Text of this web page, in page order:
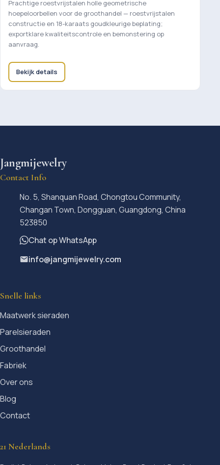
Prachtige roestvrijstalen holle geometrische
hoepeloorbellen voor de groothandel — roestvrijstalen
constructie en 18-karaats goudkleurige beplating;
exportklare kwaliteitscontrole en bemonstering op
aanvraag.
Bekijk details
Jangmijewelry
Contact Info
No. 5, Shanquan Road, Chongtou Community,
Changan Town, Dongguan, Guangdong, China
523850
Chat op WhatsApp
info@jangmijewelry.com
Snelle links
Maatwerk sieraden
Parelsieraden
Groothandel
Fabriek
Over ons
Blog
Contact
21 Nederlands